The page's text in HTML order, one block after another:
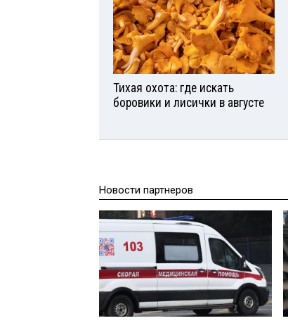
Тихая охота: где искать
боровики и лисички в августе
Новости партнеров